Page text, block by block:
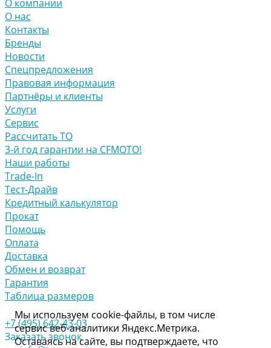
О компании
О нас
Контакты
Бренды
Новости
Спецпредложения
Правовая информация
Партнёры и клиенты
Услуги
Сервис
Рассчитать ТО
3-й год гарантии на CFMOTO!
Наши работы
Trade-In
Тест-Драйв
Кредитный калькулятор
Прокат
Помощь
Оплата
Доставка
Обмен и возврат
Гарантия
Таблица размеров
+7 (495) 642-43-03
Заказать звонок
Мы используем cookie-файлы, в том числе
сервис веб-аналитики Яндекс.Метрика.
Оставаясь на сайте, вы подтверждаете, что